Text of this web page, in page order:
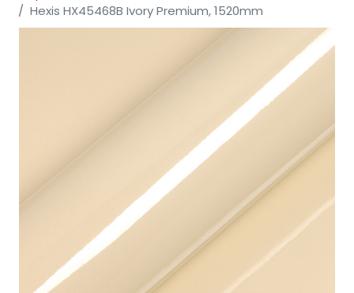
Hexis HX45468B Ivory Premium, 1520mm